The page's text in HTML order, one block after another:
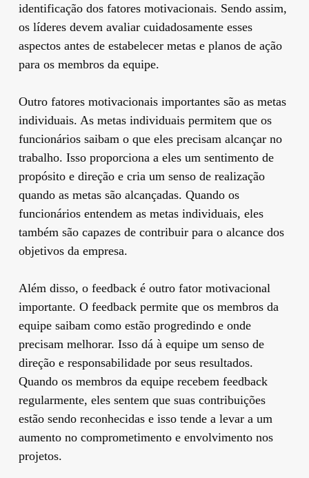
identificação dos fatores motivacionais. Sendo assim,
os líderes devem avaliar cuidadosamente esses
aspectos antes de estabelecer metas e planos de ação
para os membros da equipe.
Outro fatores motivacionais importantes são as metas
individuais. As metas individuais permitem que os
funcionários saibam o que eles precisam alcançar no
trabalho. Isso proporciona a eles um sentimento de
propósito e direção e cria um senso de realização
quando as metas são alcançadas. Quando os
funcionários entendem as metas individuais, eles
também são capazes de contribuir para o alcance dos
objetivos da empresa.
Além disso, o feedback é outro fator motivacional
importante. O feedback permite que os membros da
equipe saibam como estão progredindo e onde
precisam melhorar. Isso dá à equipe um senso de
direção e responsabilidade por seus resultados.
Quando os membros da equipe recebem feedback
regularmente, eles sentem que suas contribuições
estão sendo reconhecidas e isso tende a levar a um
aumento no comprometimento e envolvimento nos
projetos.